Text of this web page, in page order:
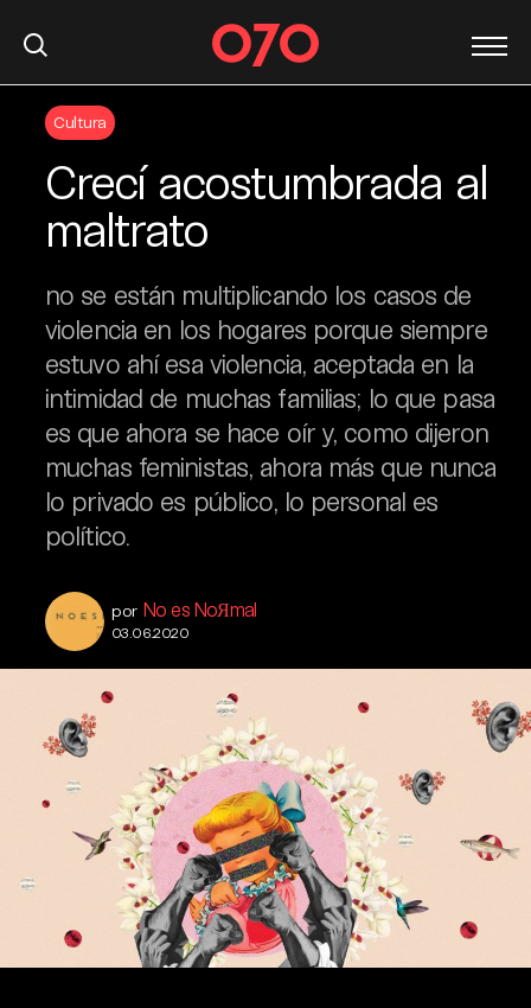
Cultura
Crecí acostumbrada al
maltrato
no se están multiplicando los casos de
violencia en los hogares porque siempre
estuvo ahí esa violencia, aceptada en la
intimidad de muchas familias; lo que pasa
es que ahora se hace oír y, como dijeron
muchas feministas, ahora más que nunca
lo privado es público, lo personal es
político.
por No es NoЯmal
03.06.2020